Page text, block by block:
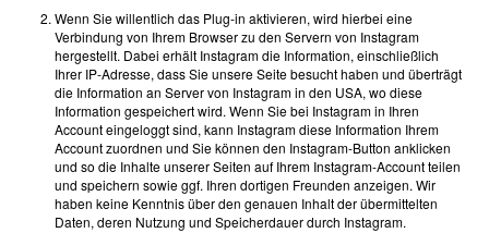
Wenn Sie willentlich das Plug-in aktivieren, wird hierbei eine
Verbindung von Ihrem Browser zu den Servern von Instagram
hergestellt. Dabei erhält Instagram die Information, einschließlich
Ihrer IP-Adresse, dass Sie unsere Seite besucht haben und überträgt
die Information an Server von Instagram in den USA, wo diese
Information gespeichert wird. Wenn Sie bei Instagram in Ihren
Account eingeloggt sind, kann Instagram diese Information Ihrem
Account zuordnen und Sie können den Instagram-Button anklicken
und so die Inhalte unserer Seiten auf Ihrem Instagram-Account teilen
und speichern sowie ggf. Ihren dortigen Freunden anzeigen. Wir
haben keine Kenntnis über den genauen Inhalt der übermittelten
Daten, deren Nutzung und Speicherdauer durch Instagram.